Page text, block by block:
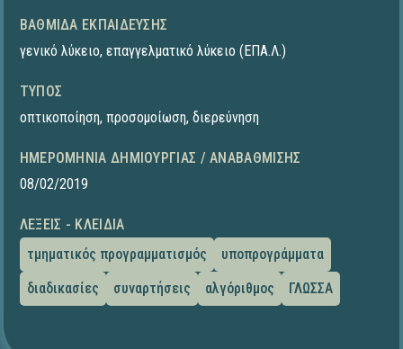
ΒΑΘΜΊΔΑ ΕΚΠΑΊΔΕΥΣΗΣ
γενικό λύκειο, επαγγελματικό λύκειο (ΕΠΑ.Λ.)
ΤΎΠΟΣ
οπτικοποίηση, προσομοίωση, διερεύνηση
ΗΜΕΡΟΜΗΝΊΑ ΔΗΜΙΟΥΡΓΊΑΣ / ΑΝΑΒΆΘΜΙΣΗΣ
08/02/2019
ΛΈΞΕΙΣ - ΚΛΕΙΔΙΆ
τμηματικός προγραμματισμός
υποπρογράμματα
διαδικασίες
συναρτήσεις αλγόριθμος ΓΛΩΣΣΑ